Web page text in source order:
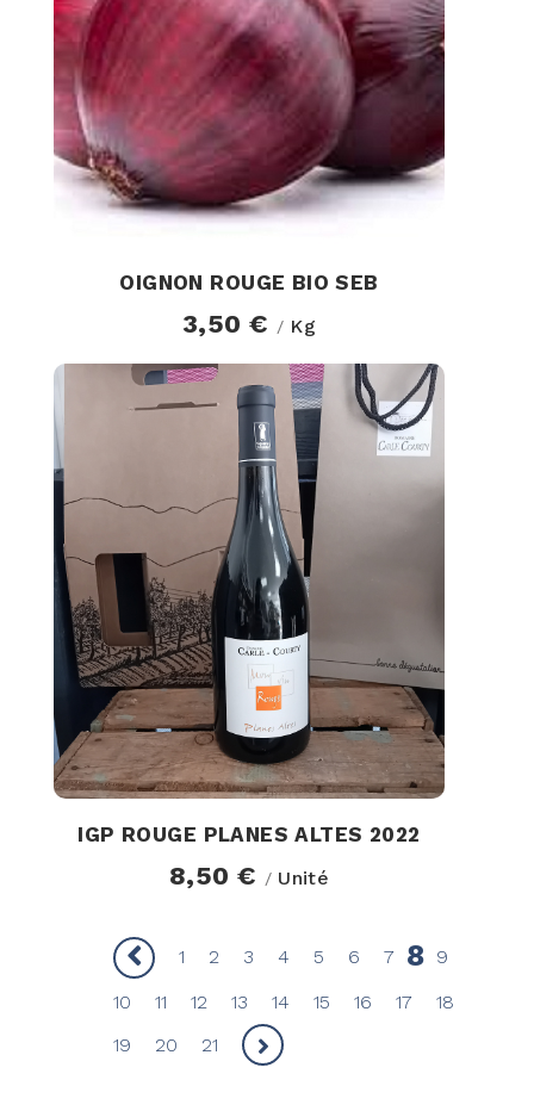
OIGNON ROUGE BIO SEB
3,50 € / Kg
IGP ROUGE PLANES ALTES 2022
8,50 € / Unité
1 2 3 4 5 6 7 8 9
10
11 12 13 14 15 16 17
18
19
20 21